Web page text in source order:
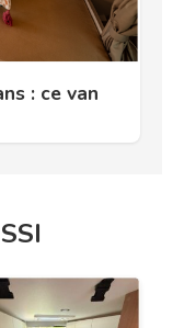
: ce van